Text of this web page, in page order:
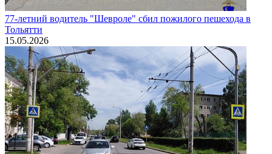
77-летний водитель "Шевроле" сбил пожилого пешехода в
Тольятти
15.05.2026